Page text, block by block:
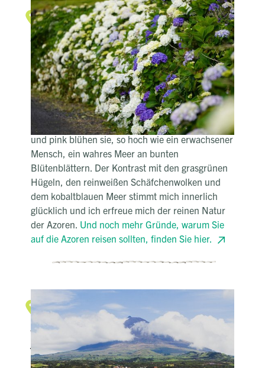
Blumenmeer
Hortensienblüte auf den Azoren
Mein Blick folgt der sanften Topografie der mich
umgebenden Landschaft. Der kühle Fahrtwind
streicht über mein Gesicht, während ich mit
meinem Mietauto einer gewundenen
Küstenstraße folge. Die kleine Straße ist gesäumt
von farbenprächtigen Hortensien. Lila, blau, weiß
und pink blühen sie, so hoch wie ein erwachsener
Mensch, ein wahres Meer an bunten
Blütenblättern. Der Kontrast mit den grasgrünen
Hügeln, den reinweißen Schäfchenwolken und
dem kobaltblauen Meer stimmt mich innerlich
glücklich und ich erfreue mich der reinen Natur
der Azoren. Und noch mehr Gründe, warum Sie
auf die Azoren reisen sollten, finden Sie hier.
Vielfalt
Nicht nur die Artenvielfalt der
Azoren hat mich verzaubert
Ich betrete wieder festen Boden. Mein Ausflug zu